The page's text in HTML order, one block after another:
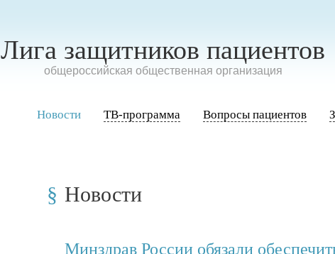
Лига защитников пациентов
oбщероссийская общественная организация
Новости ТВ-программа Вопросы пациентов
Новости
Минздрав России обязали